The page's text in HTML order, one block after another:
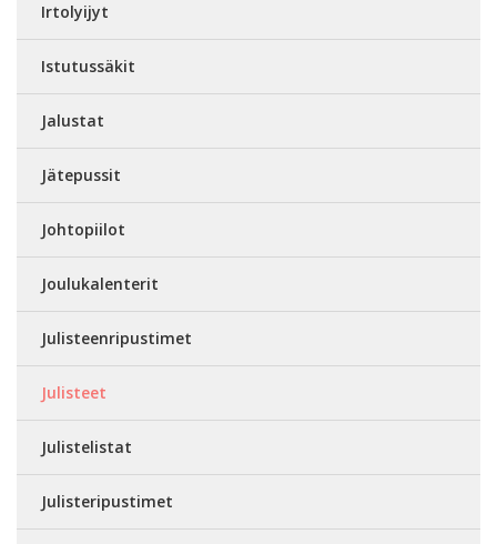
Irtolyijyt
Istutussäkit
Jalustat
Jätepussit
Johtopiilot
Joulukalenterit
Julisteenripustimet
Julisteet
Julistelistat
Julisteripustimet